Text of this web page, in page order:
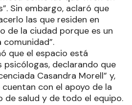
Sin embargo, aclaró que
las que residen en
de la ciudad porque es un
que el espacio está
declarando que
Casandra Morell” y,
con el apoyo de la
de salud y de todo el equipo.